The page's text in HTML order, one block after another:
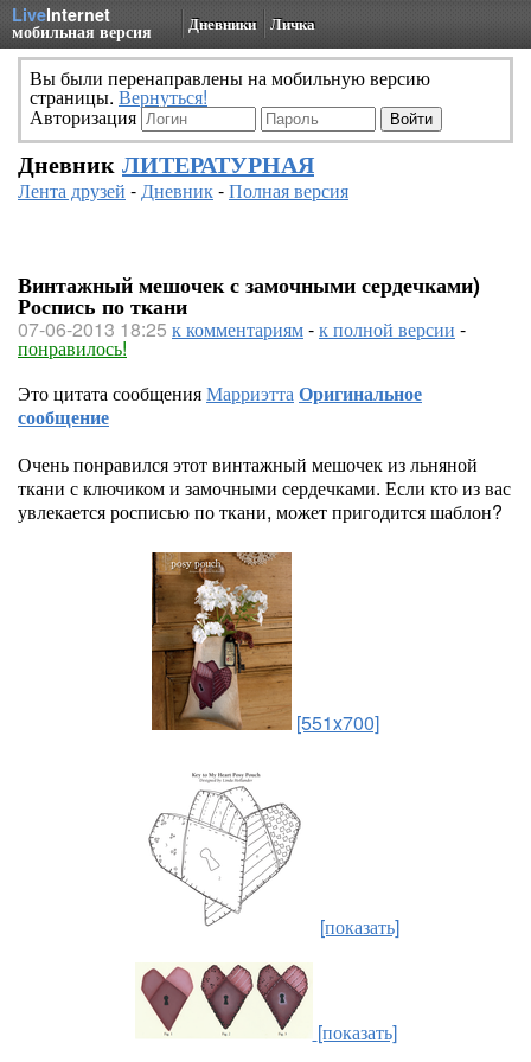
LiveInternet
мобильная версия Дневники Личка
Вы были перенаправлены на мобильную версию
страницы. Вернуться!
Авторизация
Дневник ЛИТЕРАТУРНАЯ
Лента друзей -Дневник-Полная версия
Винтажный мешочек с замочными сердечками)
Роспись по ткани
07-06-2013 18:25 к комментариям-к полной версии -
понравилось!
Это цитата сообщенияМарриэттаОригинальное
сообщение
Очень понравился этот винтажный мешочек из льняной
ткани с ключиком и замочными сердечками. Если кто из вас
увлекается росписью по ткани, может пригодится шаблон?
[551x700]
[показать]
[показать]